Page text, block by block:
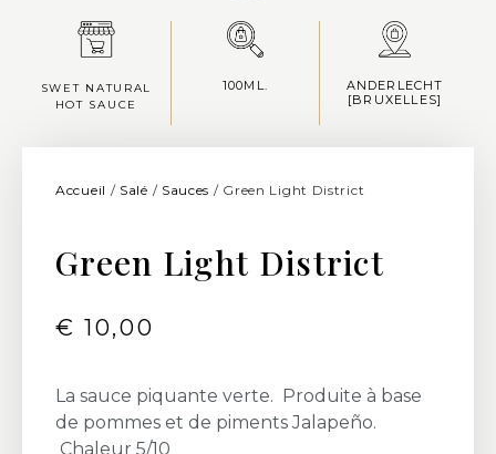
SWET NATURAL
HOT SAUCE
100ML.
ANDERLECHT
[BRUXELLES]
Accueil / Salé / Sauces / Green Light District
Green Light District
€ 10,00
La sauce piquante verte. Produite à base
de pommes et de piments Jalapeño.
Chaleur 5/10